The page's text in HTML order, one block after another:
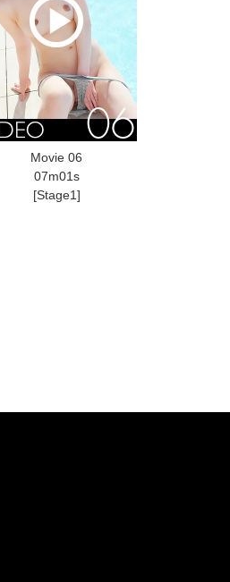
Movie 06
07m01s
[Stage1]